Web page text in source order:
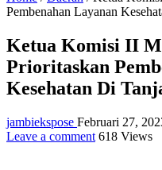
Pembenahan Layanan
Ketua Komisi II
Prioritaskan
Kesehatan Di
jambiekspose Februari 27,
Leave a comment 618 Views